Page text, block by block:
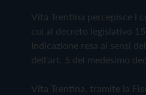
Vita Trentina percepisce i
cui al decreto legislativo
Indicazione resa ai sensi
dell'art. 5 del medesimo
Vita Trentina, tramite la